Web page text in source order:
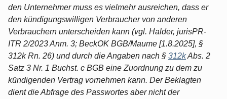
den Unternehmer muss es vielmehr ausreichen, dass er
den kündigungswilligen Verbraucher von anderen
Verbrauchern unterscheiden kann (vgl. Halder, jurisPR-
ITR 2/2023 Anm. 3; BeckOK BGB/Maume [1.8.2025], §
312k Rn. 26) und durch die Angaben nach § 312kAbs. 2
Satz 3 Nr. 1 Buchst. c BGB eine Zuordnung zu dem zu
kündigenden Vertrag vornehmen kann. Der Beklagten
dient die Abfrage des Passwortes aber nicht der